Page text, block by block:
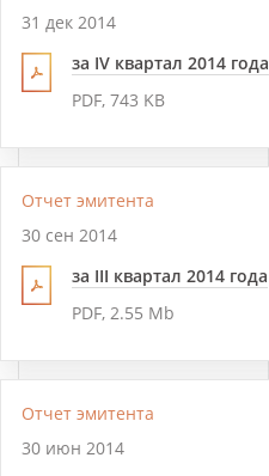
31 дек 2014
за IV квартал 2014 года
PDF, 743 KB
Отчет эмитента
30 сен 2014
за III квартал 2014 года
PDF, 2.55 Mb
Отчет эмитента
30 июн 2014